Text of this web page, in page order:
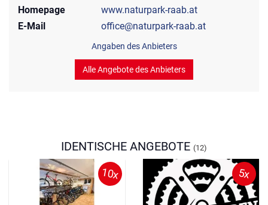
Homepage
www.naturpark-raab.at
E-Mail
office@naturpark-raab.at
Angaben des Anbieters
Alle Angebote des Anbieters
IDENTISCHE ANGEBOTE (12)
10x 5x